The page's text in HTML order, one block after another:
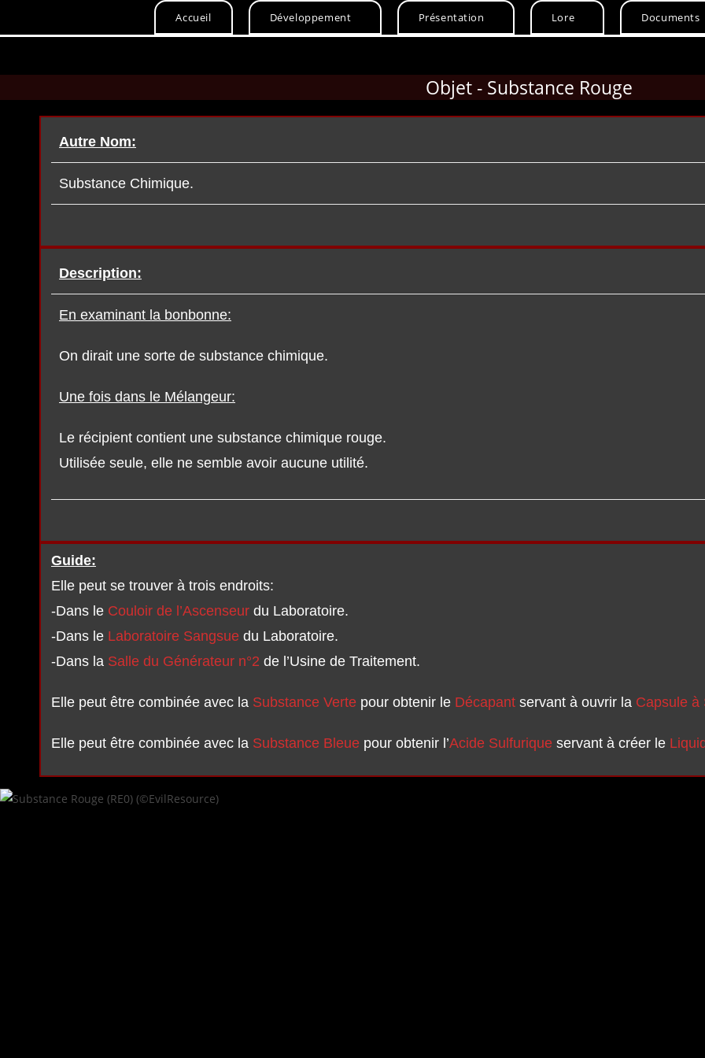
Accueil Développement Présentation Lore Documents
Objet - Substance Rouge
Autre Nom:
Substance Chimique.
Description:
En examinant la bonbonne:
On dirait une sorte de substance chimique.
Une fois dans le Mélangeur:
Le récipient contient une substance chimique rouge.
Utilisée seule, elle ne semble avoir aucune utilité.
Guide:
Elle peut se trouver à trois endroits:
-Dans le Couloir de l’Ascenseur du Laboratoire.
-Dans le Laboratoire Sangsue du Laboratoire.
-Dans la Salle du Générateur n°2 de l’Usine de Traitement.
Elle peut être combinée avec la Substance Verte pour obtenir le Décapant servant à ouvrir la Capsule à
Elle peut être combinée avec la Substance Bleue pour obtenir l’Acide Sulfurique servant à créer le